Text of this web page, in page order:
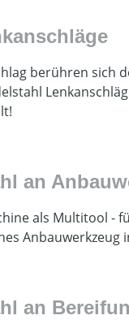
berühren sich
an
als Multitool -
an